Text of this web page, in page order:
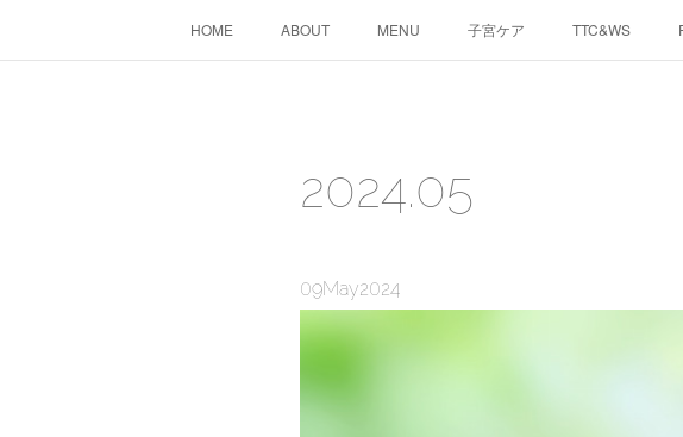
HOME ABOUT MENU 子宮ケア TTC&WS
2024.05
09May2024